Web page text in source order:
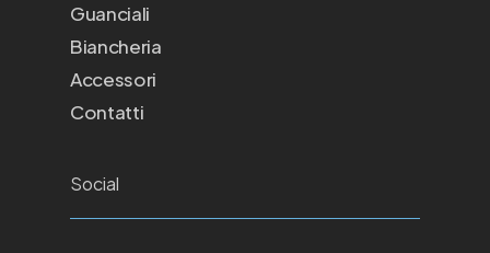
Guanciali
Biancheria
Accessori
Contatti
Social